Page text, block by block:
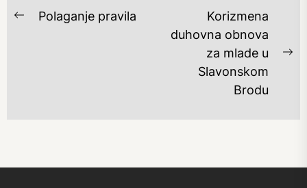
NAVIGACIJA
Previous
Polaganje pravila
Korizmena
duhovna obnova
za mlade u
Slavonskom
Brodu